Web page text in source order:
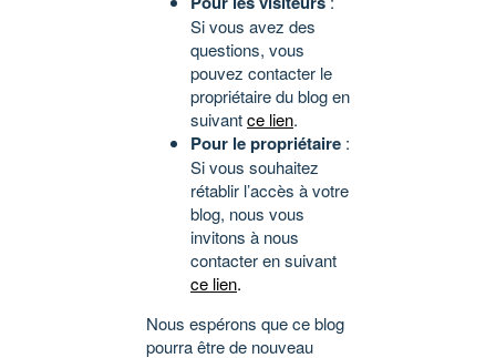
Si vous avez des
questions, vous
pouvez contacter le
propriétaire du blog en
suivantce lien.
Pour le propriétaire :
Si vous souhaitez
rétablir l’accès à votre
blog, nous vous
invitons à nous
contacter en suivant
ce lien.
Nous espérons que ce blog
pourra être de nouveau